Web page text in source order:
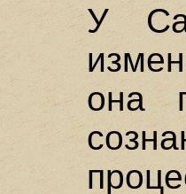
У
она